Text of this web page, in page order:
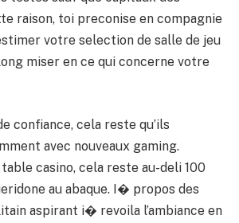
raison, toi preconise en compagnie
votre selection de salle de jeu
miser en ce qui concerne votre
confiance, cela reste qu’ils
avec nouveaux gaming.
casino, cela reste au-deli 100
au abaque. I� propos des
aspirant i� revoila l’ambiance en